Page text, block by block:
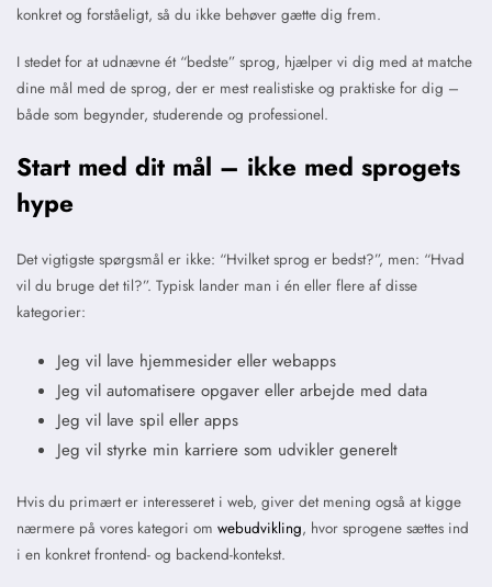
konkret og forståeligt, så du ikke behøver gætte dig frem.
I stedet for at udnævne ét “bedste” sprog, hjælper vi dig med at matche
dine mål med de sprog, der er mest realistiske og praktiske for dig –
både som begynder, studerende og professionel.
Start med dit mål – ikke med sprogets
hype
Det vigtigste spørgsmål er ikke: “Hvilket sprog er bedst?”, men: “Hvad
vil du bruge det til?”. Typisk lander man i én eller flere af disse
kategorier:
Jeg vil lave hjemmesider eller webapps
Jeg vil automatisere opgaver eller arbejde med data
Jeg vil lave spil eller apps
Jeg vil styrke min karriere som udvikler generelt
Hvis du primært er interesseret i web, giver det mening også at kigge
nærmere på vores kategori om webudvikling, hvor sprogene sættes ind
i en konkret frontend- og backend-kontekst.